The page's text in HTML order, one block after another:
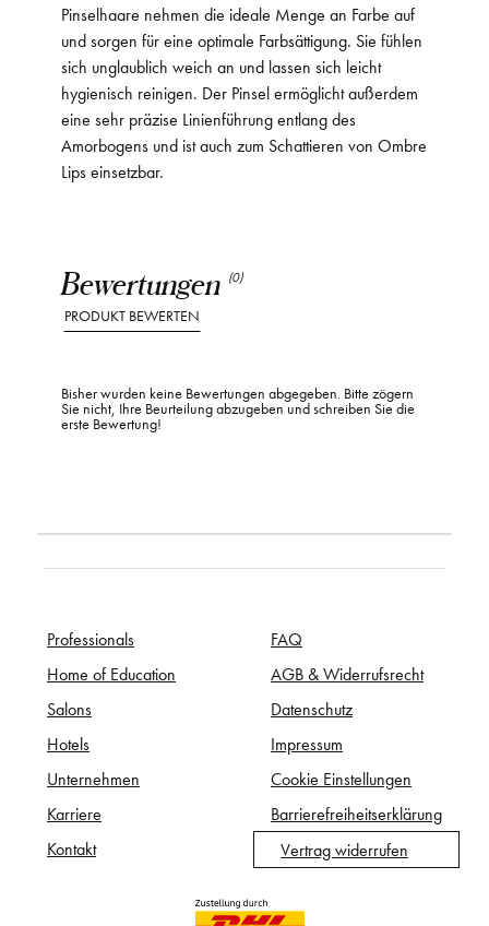
Bewertungen (0)
PRODUKT BEWERTEN
Bisher wurden keine Bewertungen abgegeben. Bitte zögern
Sie nicht, Ihre Beurteilung abzugeben und schreiben Sie die
erste Bewertung!
Pinselhaare nehmen die ideale Menge an Farbe auf
und sorgen für eine optimale Farbsättigung. Sie fühlen
sich unglaublich weich an und lassen sich leicht
hygienisch reinigen. Der Pinsel ermöglicht außerdem
eine sehr präzise Linienführung entlang des
Amorbogens und ist auch zum Schattieren von Ombre
Lips einsetzbar.
Professionals
Home of Education
Salons
Hotels
Unternehmen
Karriere
Kontakt
FAQ
AGB & Widerrufsrecht
Datenschutz
Impressum
Cookie Einstellungen
Barrierefreiheitserklärung
Vertrag widerrufen